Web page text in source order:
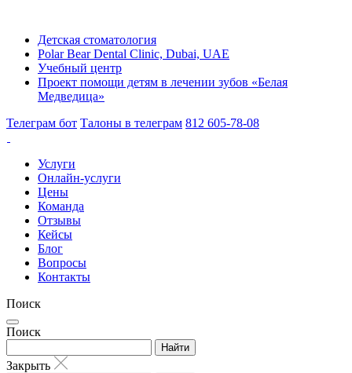
Детская стоматология
Polar Bear Dental Clinic, Dubai, UAE
Учебный центр
Проект помощи детям в лечении зубов «Белая
Медведица»
Телеграм бот Талоны в телеграм 812 605-78-08
Услуги
Онлайн-услуги
Цены
Команда
Отзывы
Кейсы
Блог
Вопросы
Контакты
Поиск
Поиск
Найти
Закрыть